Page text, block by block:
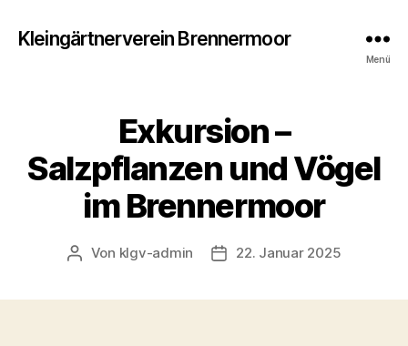
Kleingärtnerverein Brennermoor
Menü
Exkursion –
Salzpflanzen und Vögel
im Brennermoor
Beitragsautor
Von klgv-admin Veröffentlichungsdatum
22. Januar 2025